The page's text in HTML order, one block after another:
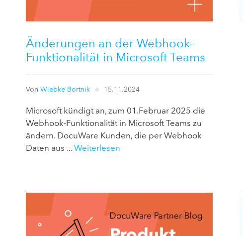
Änderungen an der Webhook-
Funktionalität in Microsoft Teams
Von Wiebke Bortnik 15.11.2024
Microsoft kündigt an, zum 01.Februar 2025 die
Webhook-Funktionalität in Microsoft Teams zu
ändern. DocuWare Kunden, die per Webhook
Daten aus ... Weiterlesen